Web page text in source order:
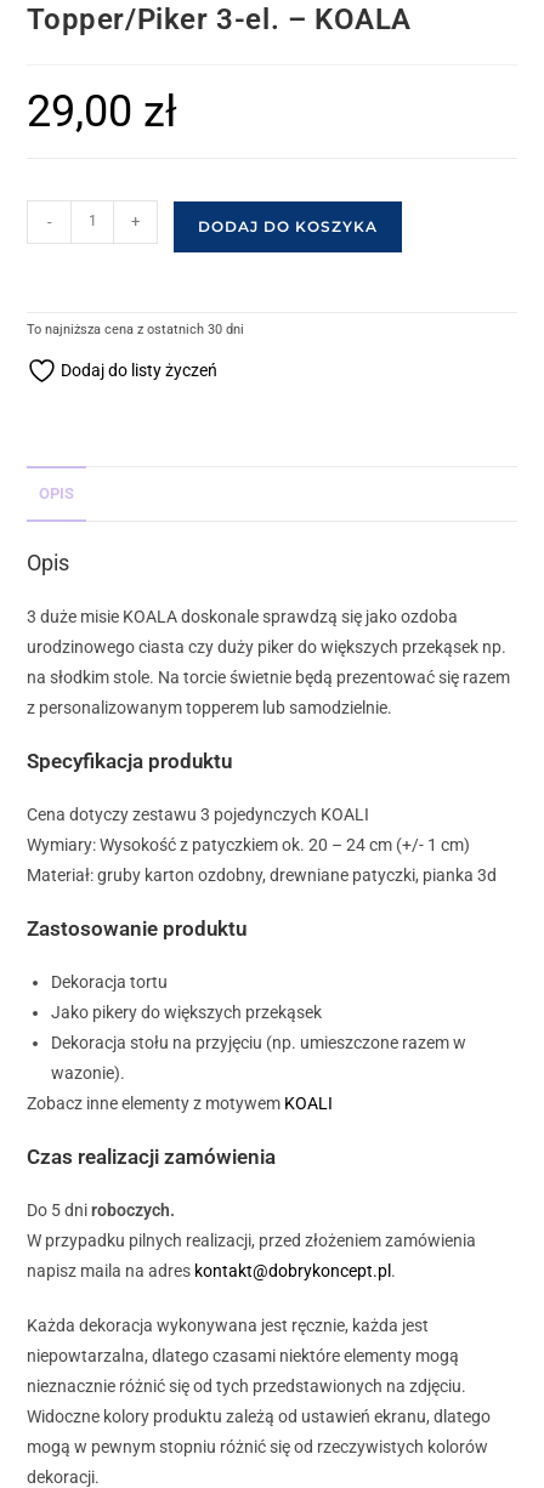
Topper/Piker 3-el. – KOALA
29,00 zł
- + DODAJ DO KOSZYKA
To najniższa cena z ostatnich 30 dni
Dodaj do listy życzeń
OPIS
Opis
3 duże misie KOALA doskonale sprawdzą się jako ozdoba
urodzinowego ciasta czy duży piker do większych przekąsek np.
na słodkim stole. Na torcie świetnie będą prezentować się razem
z personalizowanym topperem lub samodzielnie.
Specyfikacja produktu
Cena dotyczy zestawu 3 pojedynczych KOALI
Wymiary: Wysokość z patyczkiem ok. 20 – 24 cm (+/- 1 cm)
Materiał: gruby karton ozdobny, drewniane patyczki, pianka 3d
Zastosowanie produktu
Dekoracja tortu
Jako pikery do większych przekąsek
Dekoracja stołu na przyjęciu (np. umieszczone razem w
wazonie).
Zobacz inne elementy z motywem KOALI
Czas realizacji zamówienia
Do 5 dniroboczych.
W przypadku pilnych realizacji, przed złożeniem zamówienia
napisz maila na adres kontakt@dobrykoncept.pl .
Każda dekoracja wykonywana jest ręcznie, każda jest
niepowtarzalna, dlatego czasami niektóre elementy mogą
nieznacznie różnić się od tych przedstawionych na zdjęciu.
Widoczne kolory produktu zależą od ustawień ekranu, dlatego
mogą w pewnym stopniu różnić się od rzeczywistych kolorów
dekoracji.